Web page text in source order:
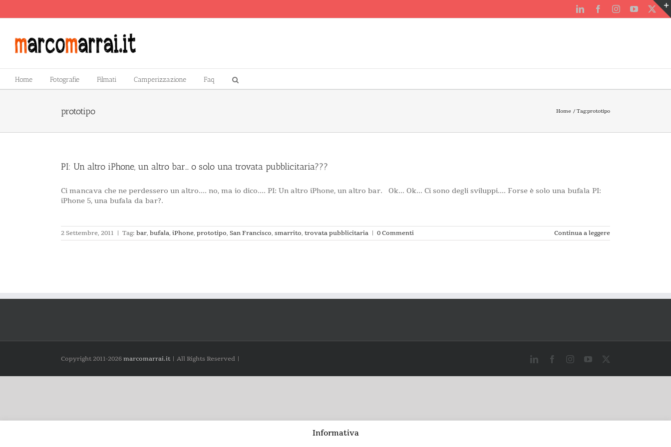
LinkedInFacebookInstagramYouTube
X
Home Fotografie Filmati Camperizzazione Faq
prototipo Home Tag:prototipo
PI: Un altro iPhone, un altro bar… o solo una trovata pubblicitaria???
Ci mancava che ne perdessero un altro.... no, ma io dico.... PI: Un altro iPhone, un altro bar. Ok... Ok... Ci sono degli sviluppi.... Forse è solo una bufala PI:
iPhone 5, una bufala da bar?.
2 Settembre, 2011 | Tag: bar, bufala, iPhone, prototipo, San Francisco, smarrito, trovata pubblicitaria | 0 Commenti Continua a leggere
Copyright 2011-2026marcomarrai.it | All Rights Reserved | LinkedInFacebookInstagramYouTube
Informativa